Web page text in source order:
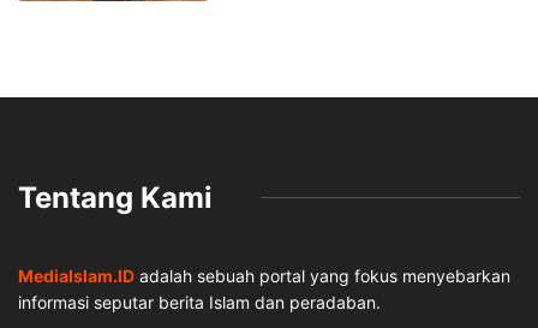
Tentang Kami
MediaIslam.ID adalah sebuah portal yang fokus menyebarkan
informasi seputar berita Islam dan peradaban.